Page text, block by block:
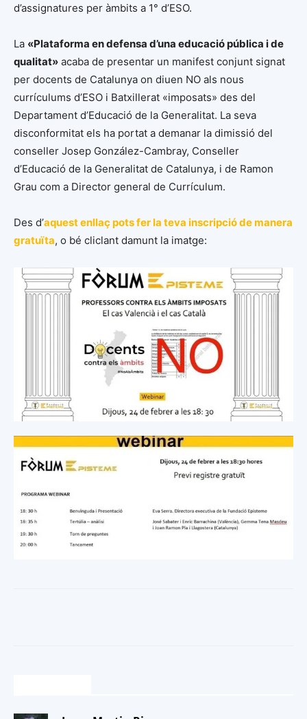
d’assignatures per àmbits a 1° d’ESO.
La «Plataforma en defensa d’una educació pública i de
qualitat» acaba de presentar un manifest conjunt signat
per docents de Catalunya on diuen NO als nous
currículums d’ESO i Batxillerat «imposats» des del
Departament d’Educació de la Generalitat. La seva
disconformitat els ha portat a demanar la dimissió del
conseller Josep González-Cambray, Conseller
d’Educació de la Generalitat de Catalunya, i de Ramon
Grau com a Director general de Currículum.
Des d’aquest enllaç pots fer la teva inscripció de manera
gratuïta, o bé cliclant damunt la imatge: